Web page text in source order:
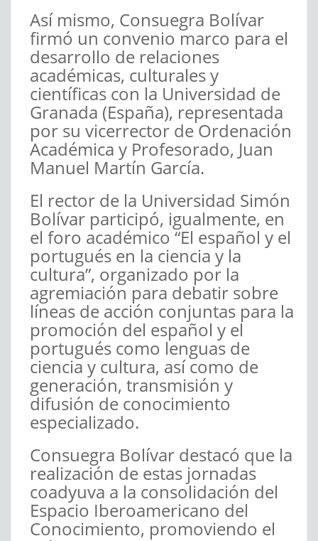
Así mismo, Consuegra Bolívar
firmó un convenio marco para el
desarrollo de relaciones
académicas, culturales y
científicas con la Universidad de
Granada (España), representada
por su vicerrector de Ordenación
Académica y Profesorado, Juan
Manuel Martín García.
El rector de la Universidad Simón
Bolívar participó, igualmente, en
el foro académico “El español y el
portugués en la ciencia y la
cultura”, organizado por la
agremiación para debatir sobre
líneas de acción conjuntas para la
promoción del español y el
portugués como lenguas de
ciencia y cultura, así como de
generación, transmisión y
difusión de conocimiento
especializado.
Consuegra Bolívar destacó que la
realización de estas jornadas
coadyuva a la consolidación del
Espacio Iberoamericano del
Conocimiento, promoviendo el